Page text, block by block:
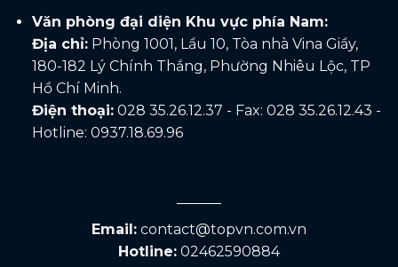
Văn phòng đại diện Khu vực phía Nam:
Địa chỉ:Phòng 1001, Lầu 10, Tòa nhà Vina Giầy,
180-182 Lý Chính Thắng, Phường Nhiêu Lộc, TP
Hồ Chí Minh.
Điện thoại:028 35.26.12.37 - Fax: 028 35.26.12.43 -
Hotline: 0937.18.69.96
Email: contact@topvn.com.vn
Hotline: 02462590884